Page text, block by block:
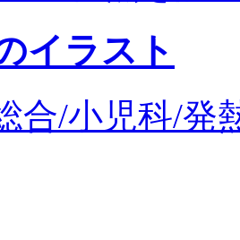
イラスト
合/小児科/